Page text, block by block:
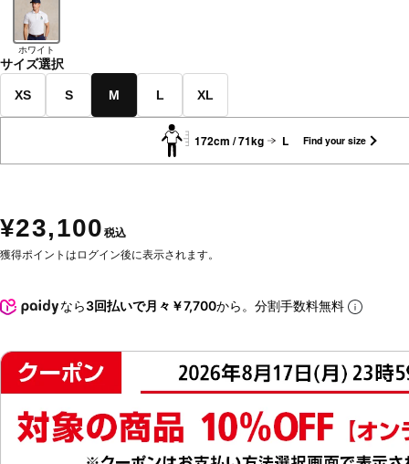
ホワイト
サイズ選択
XS S M L XL
172cm / 71kg L Find your size
¥23,100 税込
獲得ポイントはログイン後に表示されます。
なら3回払いで月々￥7,700から。分割手数料無料